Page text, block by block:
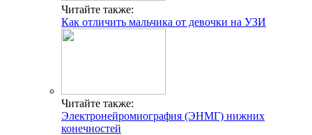
Читайте также:
Как отличить мальчика от девочки на УЗИ
Читайте также:
Электронейромиография (ЭНМГ) нижних
конечностей